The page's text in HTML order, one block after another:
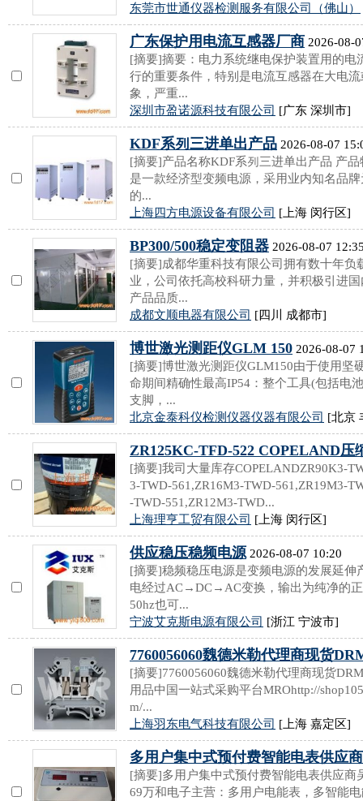
东莞市世通仪器检测服务有限公司（佛山）
广东保护用电流互感器厂商 2026-08-
[摘要]摘要：电力系统继电保护装置用的电
行的重要条件，特别是电流互感器在大电
象，严重...
深圳市盈诺源科技有限公司 [广东 深圳市]
KDF系列三进单出产品 2026-08-07
[摘要]产品名称KDF系列三进单出产品 产
是一款经济型变频电源，采用业内知名品
的...
上海四方电源设备有限公司 [上海 闵行区]
BP300/500稳定变阻器 2026-08-07
[摘要]成都华重科技有限公司拥有数十年负
业，公司依托高校科研力量，并积极引进
产品品质...
成都文顺电器有限公司 [四川 成都市]
博世激光测距仪GLM 150 2026-08-07
[摘要]博世激光测距仪GLM150由于使用坚
命期间精确性最高IP54：整个工具(包括电
支脚，...
北京金泰科仪检测仪器仪器有限公司 [北京
ZR125KC-TFD-522 COPELAND压
[摘要]我司大量库存COPELANDZR90K3-
3-TWD-561,ZR16M3-TWD-561,ZR19M3-
-TWD-551,ZR12M3-TWD...
上海理亨工贸有限公司 [上海 闵行区]
供应稳压稳频电源 2026-08-07 10:20
[摘要]稳频稳压电源是变频电源的发展延伸
电经过AC→DC→AC变换，输出为纯净的
50hz也可...
宁波艾克斯电源有限公司 [浙江 宁波市]
7760056060魏德米勒代理商现货
[摘要]7760056060魏德米勒代理商现货
用品中国一站式采购平台MROhttp://
m/...
上海羽东电气科技有限公司 [上海 嘉定区]
多用户集中式预付费智能电表供应商
[摘要]多用户集中式预付费智能电表供应商
69万和电子主营：多用户电能表，多智能